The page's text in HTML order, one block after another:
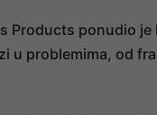
Products ponudio
u problemima, od